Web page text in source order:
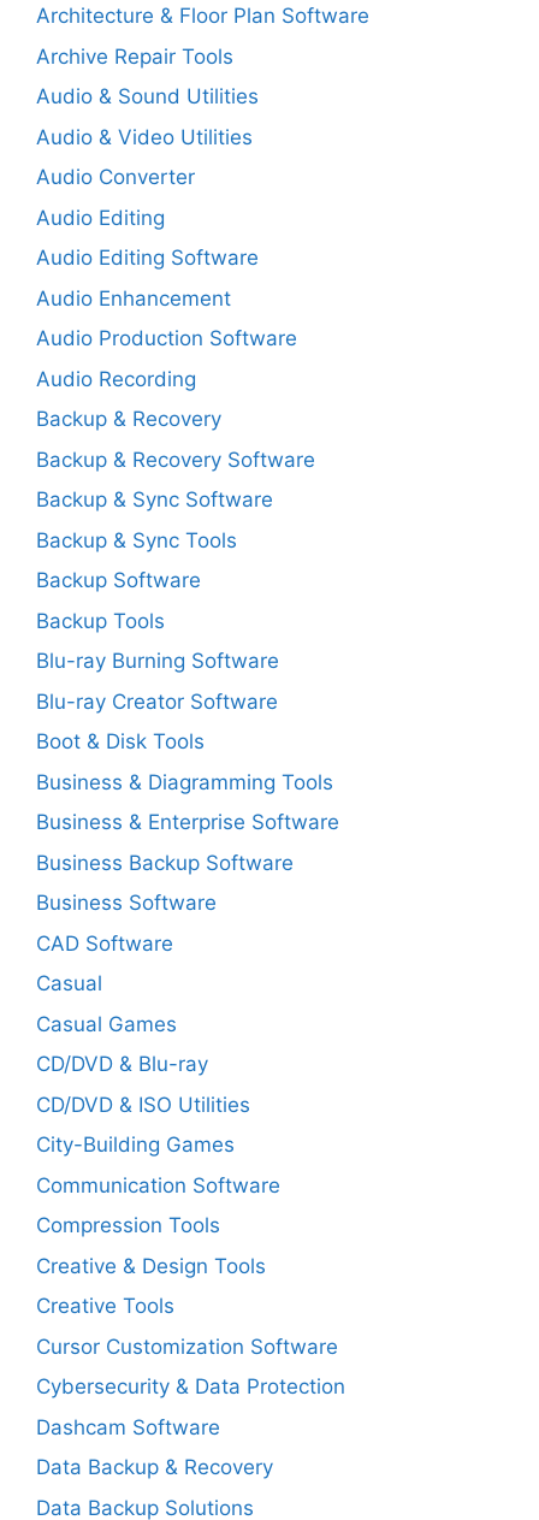
Architecture & Floor Plan Software
Archive Repair Tools
Audio & Sound Utilities
Audio & Video Utilities
Audio Converter
Audio Editing
Audio Editing Software
Audio Enhancement
Audio Production Software
Audio Recording
Backup & Recovery
Backup & Recovery Software
Backup & Sync Software
Backup & Sync Tools
Backup Software
Backup Tools
Blu-ray Burning Software
Blu-ray Creator Software
Boot & Disk Tools
Business & Diagramming Tools
Business & Enterprise Software
Business Backup Software
Business Software
CAD Software
Casual
Casual Games
CD/DVD & Blu-ray
CD/DVD & ISO Utilities
City-Building Games
Communication Software
Compression Tools
Creative & Design Tools
Creative Tools
Cursor Customization Software
Cybersecurity & Data Protection
Dashcam Software
Data Backup & Recovery
Data Backup Solutions